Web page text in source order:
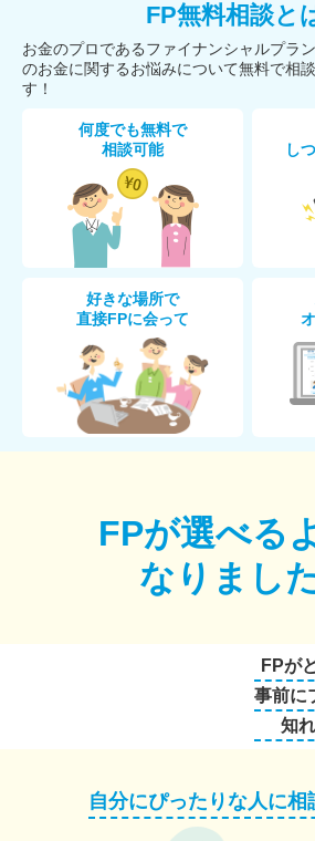
FP無料相談と
お金のプロであるファイナンシャルプラ
のお金に関するお悩みについて無料で相
す！
何度でも無料で
相談可能
し
好きな場所で
直接FPに会って
FPが選べる
なりまし
FPが
事前に
知
自分にぴったりな人に相